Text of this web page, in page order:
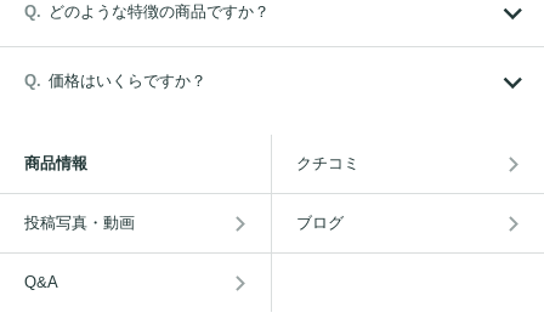
どのような特徴の商品ですか？
価格はいくらですか？
商品情報 クチコミ
投稿写真・動画 ブログ
Q&A